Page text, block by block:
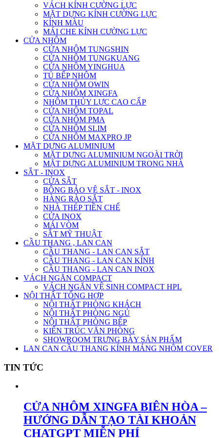
VÁCH KÍNH CƯỜNG LỰC
MẶT DỰNG KÍNH CƯỜNG LỰC
KÍNH MÀU
MÁI CHE KÍNH CƯỜNG LỰC
CỬA NHÔM
CỬA NHÔM TUNGSHIN
CỬA NHÔM TUNGKUANG
CỬA NHÔM YINGHUA
TỦ BẾP NHÔM
CỬA NHÔM OWIN
CỬA NHÔM XINGFA
NHÔM THỦY LỰC CAO CẤP
CỬA NHÔM TOPAL
CỬA NHÔM PMA
CỬA NHÔM SLIM
CỬA NHÔM MAXPRO JP
MẶT DỰNG ALUMINIUM
MẶT DỰNG ALUMINIUM NGOÀI TRỜI
MẶT DỰNG ALUMINIUM TRONG NHÀ
SẮT - INOX
CỬA SẮT
BÔNG BẢO VỆ SẮT - INOX
HÀNG RÀO SẮT
NHÀ THÉP TIỀN CHẾ
CỬA INOX
MÁI VÒM
SẮT MỸ THUẬT
CẦU THANG , LAN CAN
CẦU THANG - LAN CAN SẮT
CẦU THANG - LAN CAN KÍNH
CẦU THANG - LAN CAN INOX
VÁCH NGĂN COMPACT
VÁCH NGĂN VỆ SINH COMPACT HPL
NỘI THẤT TỔNG HỢP
NỘI THẤT PHÒNG KHÁCH
NỘI THẤT PHÒNG NGỦ
NỘI THẤT PHÒNG BẾP
KIẾN TRÚC VĂN PHÒNG
SHOWROOM TRƯNG BÀY SẢN PHẨM
LAN CAN CẦU THANG KÍNH MÁNG NHÔM COVER
TIN TỨC
CỬA NHÔM XINGFA BIÊN HÒA –
HƯỚNG DẪN TẠO TÀI KHOẢN
CHATGPT MIỄN PHÍ